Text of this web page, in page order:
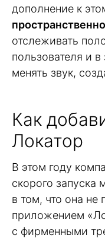
дополнение к
отслеживать
пользователя и в
менять звук,
Как
Локатор
В этом году
скорого запуска
в том, что она не
приложением
с фирменными